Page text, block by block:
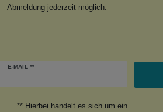
Abmeldung jederzeit möglich.
E-MAIL **
** Hierbei handelt es sich um ein